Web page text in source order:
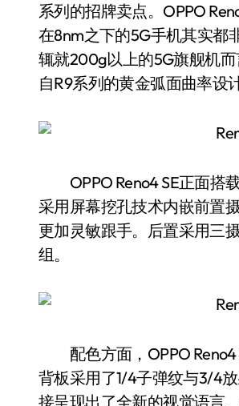
系列的招牌卖点。OPPO
在8nm之下的5G手机其实都
辄就200g以上的5G旗舰机
自R9系列的黄金弧面曲率设
OPPO Reno4 SE正面搭载
采用屏幕挖孔技术内嵌前置
更加灵敏跟手。后置采用三
组。
配色方面，OPPO Reno4
背板采用了1/4子弹纹与3/4
接呈现出了全新的视觉语言